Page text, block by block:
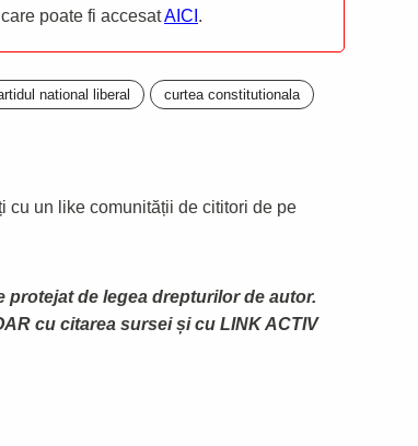
poate fi accesatAICI .
national liberal curtea constitutionala
cu un like comunității de cititori de pe
de legea drepturilor de autor.
cu citarea sursei și cu LINK ACTIV